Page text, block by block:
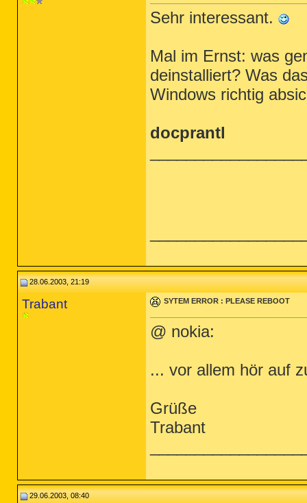
Sehr interessant.
Mal im Ernst: was
deinstalliert? Was
Windows richtig
docprantl
28.06.2003, 21:19
Trabant SYTEM ERROR : PLEASE REBOOT
@ nokia:
... vor allem hör auf
Grüße
Trabant
29.06.2003, 08:40